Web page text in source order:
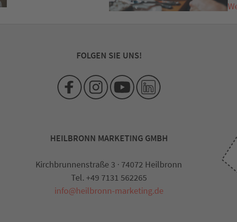
FOLGEN SIE UNS!
HEILBRONN MARKETING GMBH
Kirchbrunnenstraße 3 · 74072 Heilbronn
Tel. +49 7131 562265
info@heilbronn-marketing.de